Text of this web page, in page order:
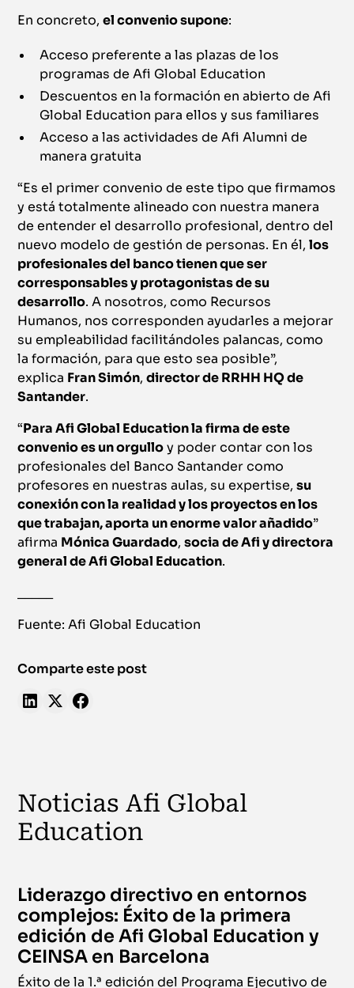
En concreto,el convenio supone:
Acceso preferente a las plazas de los
programas de Afi Global Education
Descuentos en la formación en abierto de Afi
Global Education para ellos y sus familiares
Acceso a las actividades de Afi Alumni de
manera gratuita
“Es el primer convenio de este tipo que firmamos
y está totalmente alineado con nuestra manera
de entender el desarrollo profesional, dentro del
nuevo modelo de gestión de personas. En él,los
profesionales del banco tienen que ser
corresponsables y protagonistas de su
desarrollo. A nosotros, como Recursos
Humanos, nos corresponden ayudarles a mejorar
su empleabilidad facilitándoles palancas, como
la formación, para que esto sea posible”,
explica Fran Simón,director de RRHH HQ de
Santander.
“Para Afi Global Education la firma de este
convenio es un orgulloy poder contar con los
profesionales del Banco Santander como
profesores en nuestras aulas, su expertise,su
conexión con la realidad y los proyectos en los
que trabajan, aporta un enorme valor añadido”
afirma Mónica Guardado,socia de Afi y directora
general de Afi Global Education.
Fuente: Afi Global Education
Comparte este post
Noticias Afi Global
Education
Liderazgo directivo en entornos
complejos: Éxito de la primera
edición de Afi Global Education y
CEINSA en Barcelona
Éxito de la 1.ª edición del Programa Ejecutivo de